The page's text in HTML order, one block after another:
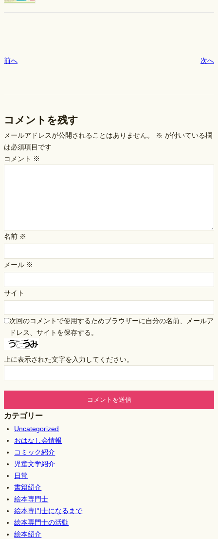
前へ 次へ
コメントを残す
メールアドレスが公開されることはありません。 ※ が付いている欄
は必須項目です
コメント ※
名前 ※
メール ※
サイト
次回のコメントで使用するためブラウザーに自分の名前、メールア
ドレス、サイトを保存する。
上に表示された文字を入力してください。
カテゴリー
Uncategorized
おはなし会情報
コミック紹介
児童文学紹介
日常
書籍紹介
絵本専門士
絵本専門士になるまで
絵本専門士の活動
絵本紹介